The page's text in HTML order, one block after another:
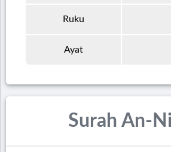
Ruku
Ayat
Surah An-